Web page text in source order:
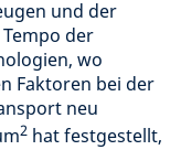
und der
der
wo
Faktoren bei der
neu
2 hat festgestellt,